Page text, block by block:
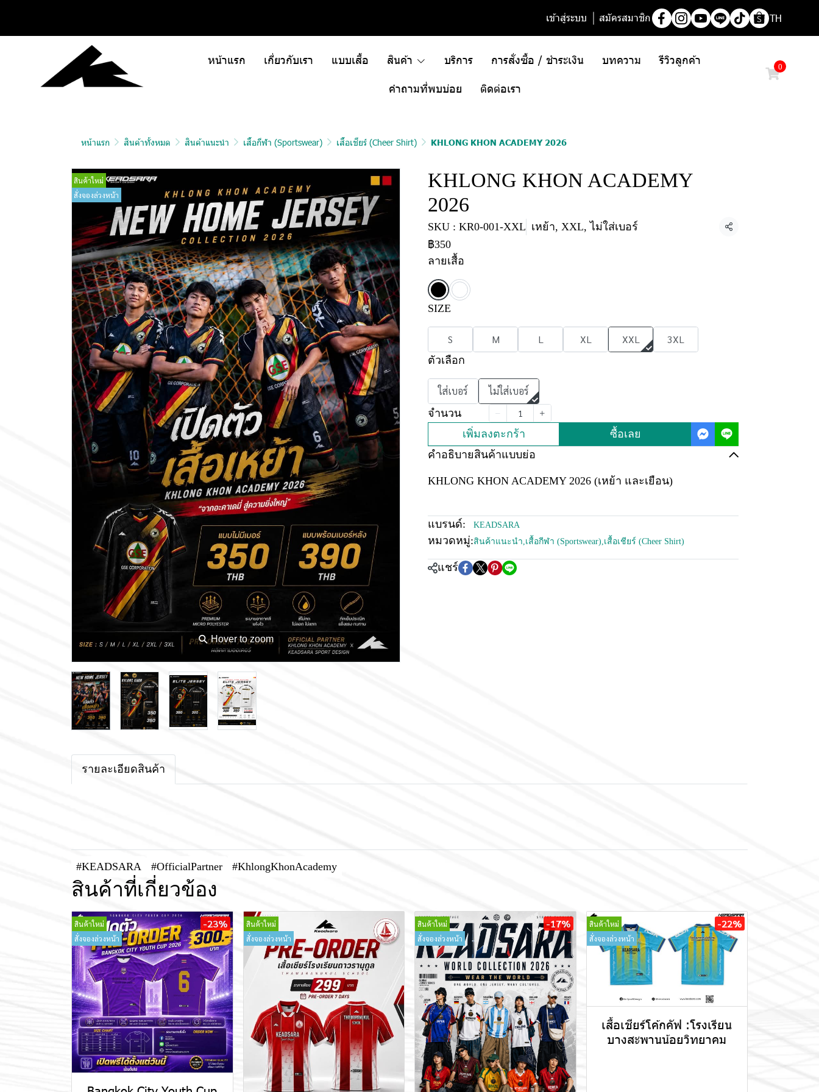
เข้าสู่ระบบ สมัครสมาชิก TH
หน้าแรก เกี่ยวกับเรา แบบเสื้อ สินค้า บริการ การสั่งซื้อ / ชำระเงิน บทความ รีวิวลูกค้า
คำถามที่พบบ่อย ติดต่อเรา
0
หน้าแรก สินค้าทั้งหมด สินค้าแนะนำ เสื้อกีฬา (Sportswear) เสื้อเชียร์ (Cheer Shirt) KHLONG KHON ACADEMY 2026
⚲Hover to zoom
สินค้าใหม่
สั่งจองล่วงหน้า
KHLONG KHON ACADEMY
2026
SKU : KR0-001-XXL เหย้า, XXL, ไม่ใส่เบอร์
แชร์
฿350
ลายเสื้อ
SIZE
S M L XL XXL 3XL
ตัวเลือก
ใส่เบอร์ ไม่ใส่เบอร์
จำนวน
เพิ่มลงตะกร้า
ซื้อเลย
คำอธิบายสินค้าแบบย่อ
KHLONG KHON ACADEMY 2026 (เหย้า และเยือน)
แบรนด์: KEADSARA
หมวดหมู่:สินค้าแนะนำ,เสื้อกีฬา (Sportswear),เสื้อเชียร์ (Cheer Shirt)
แชร์
รายละเอียดสินค้า
#KEADSARA #OfficialPartner #KhlongKhonAcademy
สินค้าที่เกี่ยวข้อง
สินค้าใหม่
สั่งจองล่วงหน้า
-23%
สินค้าใหม่
สั่งจองล่วงหน้า
สินค้าใหม่
สั่งจองล่วงหน้า
-17%
สินค้าใหม่
สั่งจองล่วงหน้า
-22%
เสื้อเชียร์โค้กคัฟ :โรงเรียน
บางสะพานน้อยวิทยาคม